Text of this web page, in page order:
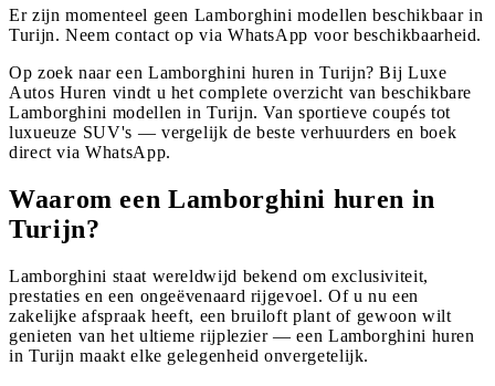
Er zijn momenteel geen Lamborghini modellen beschikbaar in
Turijn. Neem contact op via WhatsApp voor beschikbaarheid.
Op zoek naar een Lamborghini huren in Turijn? Bij Luxe
Autos Huren vindt u het complete overzicht van beschikbare
Lamborghini modellen in Turijn. Van sportieve coupés tot
luxueuze SUV's — vergelijk de beste verhuurders en boek
direct via WhatsApp.
Waarom een Lamborghini huren in
Turijn?
Lamborghini staat wereldwijd bekend om exclusiviteit,
prestaties en een ongeëvenaard rijgevoel. Of u nu een
zakelijke afspraak heeft, een bruiloft plant of gewoon wilt
genieten van het ultieme rijplezier — een Lamborghini huren
in Turijn maakt elke gelegenheid onvergetelijk.